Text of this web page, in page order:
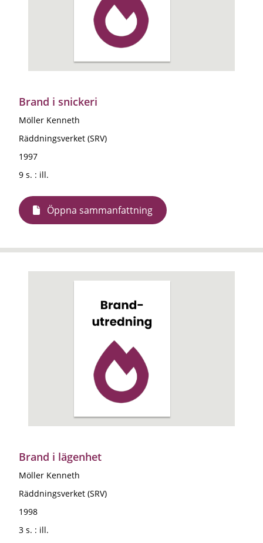
Brand i snickeri
Möller Kenneth
Räddningsverket (SRV)
1997
9 s. : ill.
Öppna sammanfattning
Brand i lägenhet
Möller Kenneth
Räddningsverket (SRV)
1998
3 s. : ill.